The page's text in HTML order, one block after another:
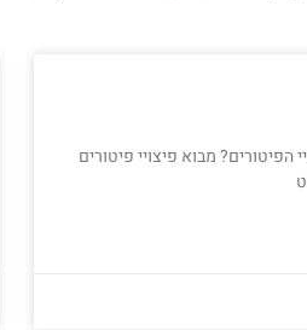
מבוא פיצויי פיטורים